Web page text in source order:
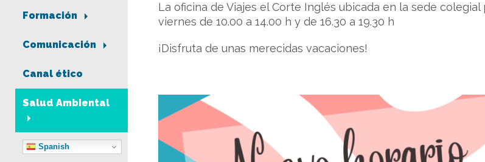
Formación
Comunicación
Canal ético
Salud Ambiental
Spanish
La oficina de Viajes el Corte Inglés ubicada en la sede
viernes de 10.00 a 14.00 h y de 16.30 a 19.30 h
¡Disfruta de unas merecidas vacaciones!